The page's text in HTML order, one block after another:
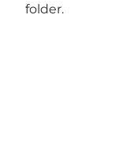
folder.